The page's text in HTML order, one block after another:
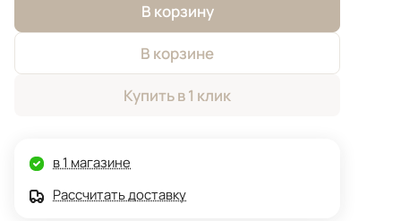
В корзину
В корзине
Купить в 1 клик
в 1 магазине
Рассчитать доставку